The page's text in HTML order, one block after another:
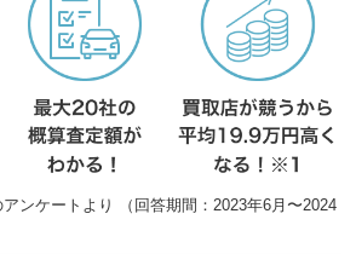
ンケートより （回答期間：2023年6月〜2024